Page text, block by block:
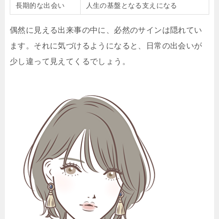
長期的な出会い 人生の基盤となる支えになる
偶然に見える出来事の中に、必然のサインは隠れてい
ます。それに気づけるようになると、日常の出会いが
少し違って見えてくるでしょう。